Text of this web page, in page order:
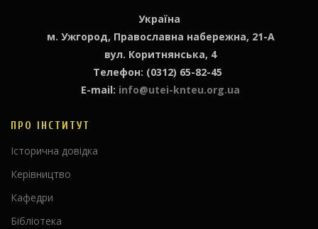
Україна
м. Ужгород, Православна набережна, 21-А
вул. Коритнянська, 4
Телефон: (0312) 65-82-45
E-mail: info@utei-knteu.org.ua
ПРО ІНСТИТУТ
Історична довідка
Керівництво
Кафедри
Бібліотека